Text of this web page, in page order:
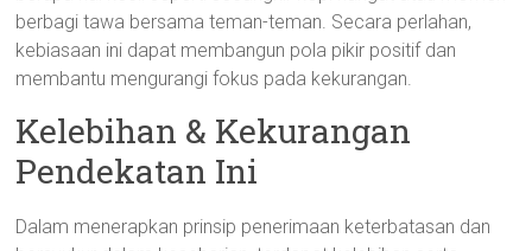
berbagi tawa bersama teman-teman. Secara perlahan,
kebiasaan ini dapat membangun pola pikir positif dan
membantu mengurangi fokus pada kekurangan.
Kelebihan & Kekurangan
Pendekatan Ini
Dalam menerapkan prinsip penerimaan keterbatasan dan